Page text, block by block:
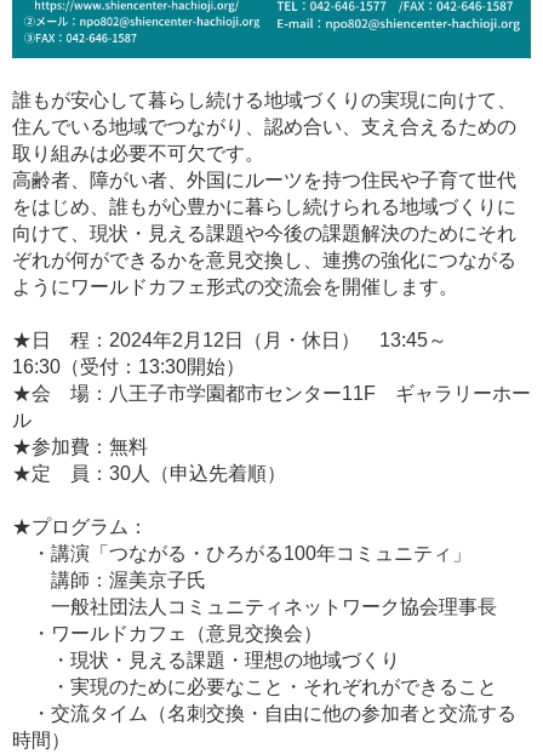
誰もが安心して暮らし続ける地域づくりの実現に向けて、
住んでいる地域でつながり、認め合い、支え合えるための
取り組みは必要不可欠です。
高齢者、障がい者、外国にルーツを持つ住民や子育て世代
をはじめ、誰もが心豊かに暮らし続けられる地域づくりに
向けて、現状・見える課題や今後の課題解決のためにそれ
ぞれが何ができるかを意見交換し、連携の強化につながる
ようにワールドカフェ形式の交流会を開催します。
★日 程：2024年2月12日（月・休日） 13:45～
16:30（受付：13:30開始）
★会 場：八王子市学園都市センター11F ギャラリーホー
ル
★参加費：無料
★定 員：30人（申込先着順）
★プログラム：
・講演「つながる・ひろがる100年コミュニティ」
講師：渥美京子氏
一般社団法人コミュニティネットワーク協会理事長
・ワールドカフェ（意見交換会）
・現状・見える課題・理想の地域づくり
・実現のために必要なこと・それぞれができること
・交流タイム（名刺交換・自由に他の参加者と交流する
時間）